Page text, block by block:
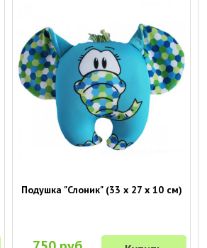
Подушка "Слоник" (33 х 27 х 10 см)